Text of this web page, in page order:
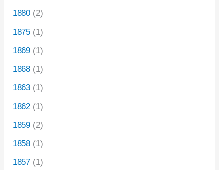
1880 (2)
1875 (1)
1869 (1)
1868 (1)
1863 (1)
1862 (1)
1859 (2)
1858 (1)
1857 (1)